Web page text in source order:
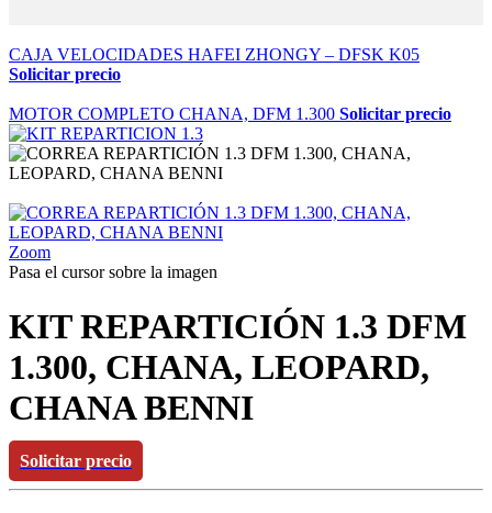
CAJA VELOCIDADES HAFEI ZHONGY – DFSK K05
Solicitar precio
MOTOR COMPLETO CHANA, DFM 1.300 Solicitar precio
Zoom
Pasa el cursor sobre la imagen
KIT REPARTICIÓN 1.3 DFM
1.300, CHANA, LEOPARD,
CHANA BENNI
Solicitar precio